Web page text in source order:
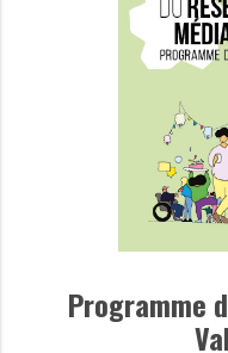
Programme